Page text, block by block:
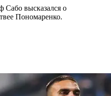
высказался о
Пономаренко.